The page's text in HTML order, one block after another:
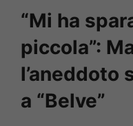
“Mi ha
piccola”:
l’aneddoto
a “Belve”